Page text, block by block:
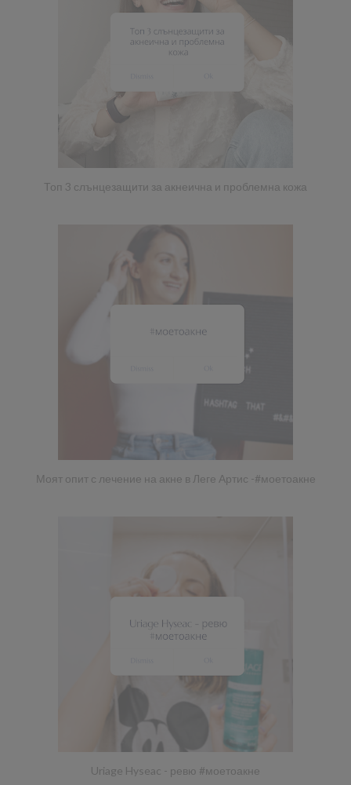
Топ 3 слънцезащити за акнеична и проблемна кожа
Моят опит с лечение на акне в Леге Артис -#моетоакне
Uriage Hyseac - ревю #моетоакне